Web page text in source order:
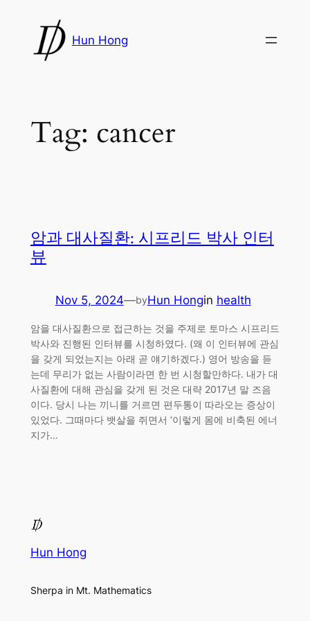
content
Hun Hong
Tag: cancer
암과 대사질환: 시프리드 박사 인터
뷰
Nov 5, 2024—byHun Hongin health
암을 대사질환으로 접근하는 것을 주제로 토마스 시프리드
박사와 진행된 인터뷰를 시청하였다. (왜 이 인터뷰에 관심
을 갖게 되었는지는 아래 곧 얘기하겠다.) 영어 방송을 듣
는데 무리가 없는 사람이라면 한 번 시청할만하다. 내가 대
사질환에 대해 관심을 갖게 된 것은 대략 2017년 말 즈음
이다. 당시 나는 끼니를 거르면 편두통이 따라오는 증상이
있었다. 그때마다 뱃살을 쥐면서 ‘이렇게 몸에 비축된 에너
지가…
Hun Hong
Sherpa in Mt. Mathematics